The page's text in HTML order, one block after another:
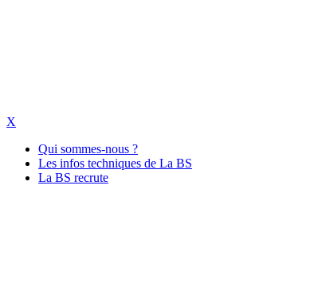
X
Qui sommes-nous ?
Les infos techniques de La BS
La BS recrute